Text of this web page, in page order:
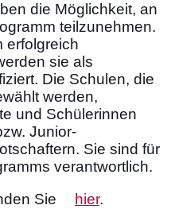
die Möglichkeit, an
teilzunehmen.
erfolgreich
sie als
Die Schulen, die
werden,
und Schülerinnen
Junior-
Sie sind für
verantwortlich.
Sie
hier.